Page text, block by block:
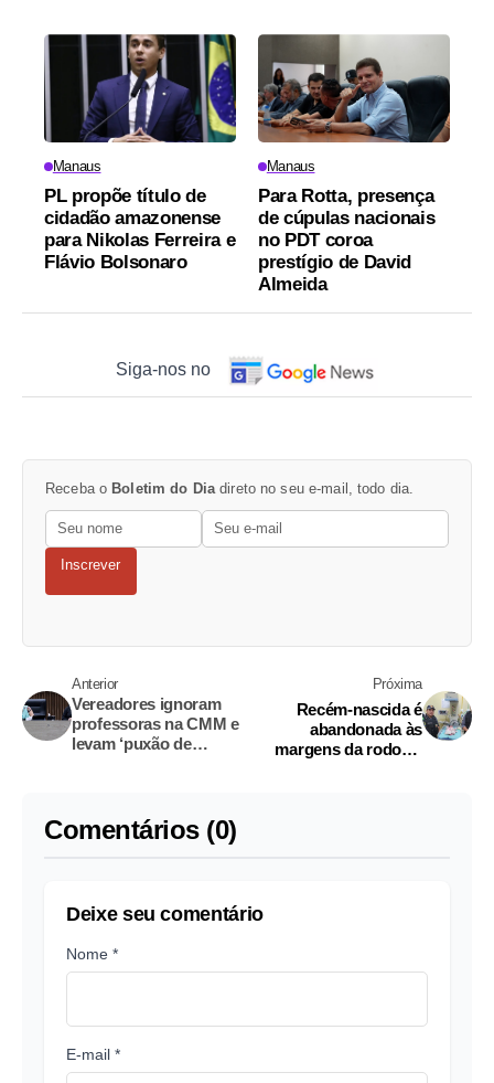
Manaus
PL propõe título de
cidadão amazonense
para Nikolas Ferreira e
Flávio Bolsonaro
Manaus
Para Rotta, presença
de cúpulas nacionais
no PDT coroa
prestígio de David
Almeida
Siga-nos no
Receba o Boletim do Diadireto no seu e-mail, todo dia.
Inscrever
Anterior
Vereadores ignoram
professoras na CMM e
levam ‘puxão de
Próxima
Recém-nascida é
abandonada às
margens da rodovia
Comentários (0)
Deixe seu comentário
Nome *
E-mail *